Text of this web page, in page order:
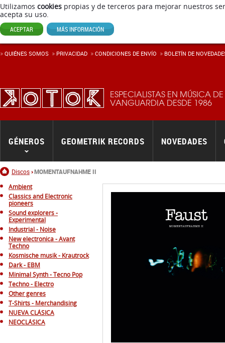
Utilizamos cookies propias y de terceros para mejorar nuestros
acepta su uso.
ACEPTAR MÁS INFORMACIÓN
ESPECIALISTAS EN MÚSICA DE
VANGUARDIA DESDE 1986
Inicio
Discos MOMENTAUFNAHME II
GÉNEROS GEOMETRIK RECORDS NOVEDADES
QUIÉNES SOMOS PRIVACIDAD CONDICIONES DE ENVÍ­O BOLETÍN DE
Ambient
Classics and Electronic
pioneers
Sound explorers -
Experimental
Industrial - Noise
New electronica - Avant
Techno
Kosmische musik - Krautrock
Dark - EBM
Minimal Synth - Tecno Pop
Techno - Electro
Other genres
T-Shirts - Merchandising
NUEVA CLÁSICA
NEOCLÁSICA